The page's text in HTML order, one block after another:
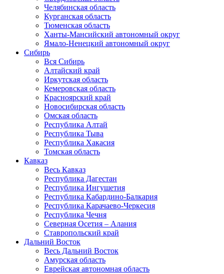
Челябинская область
Курганская область
Тюменская область
Ханты-Мансийский автономный округ
Ямало-Ненецкий автономный округ
Сибирь
Вся Сибирь
Алтайский край
Иркутская область
Кемеровская область
Красноярский край
Новосибирская область
Омская область
Республика Алтай
Республика Тыва
Республика Хакасия
Томская область
Кавказ
Весь Кавказ
Республика Дагестан
Республика Ингушетия
Республика Кабардино-Балкария
Республика Карачаево-Черкесия
Республика Чечня
Северная Осетия – Алания
Ставропольский край
Дальний Восток
Весь Дальний Восток
Амурская область
Еврейская автономная область